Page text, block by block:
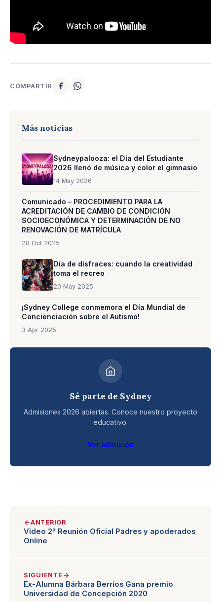
COMPARTIR
Más noticias
Sydneypalooza: el Día del Estudiante
2026 llenó de música y color el gimnasio
14 May 2026
Comunicado – PROCEDIMIENTO PARA LA
ACREDITACIÓN DE CAMBIO DE CONDICIÓN
SOCIOECONÓMICA Y DETERMINACIÓN DE NO
RENOVACIÓN DE MATRÍCULA
20 Oct 2025
Día de disfraces: cuando la creatividad
toma el recreo
20 May 2025
¡Sydney College conmemora el Día Mundial de
Concienciación sobre el Autismo!
3 Apr 2025
Sé parte de Sydney
Admisiones 2026 abiertas. Conoce nuestro proyecto
educativo.
Ver admisión
ANTERIOR
Video 2ª Reunión Oficial Padres y apoderados
Online
SIGUIENTE
Ex-Alumna Bárbara Berríos Gana premio
Universidad de Concepción 2020